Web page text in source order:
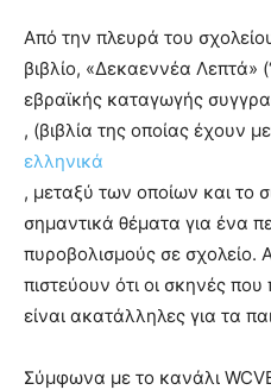
Από την πλευρά του
βιβλίο, «Δεκαεννέα Λεπτά»
εβραϊκής καταγωγής
, (βιβλία της οποίας έχουν
ελληνικά
, μεταξύ των οποίων και το
σημαντικά θέματα για ένα
πυροβολισμούς σε σχολείο.
πιστεύουν ότι οι σκηνές που
είναι ακατάλληλες για τα
Σύμφωνα με το κανάλι WCVB